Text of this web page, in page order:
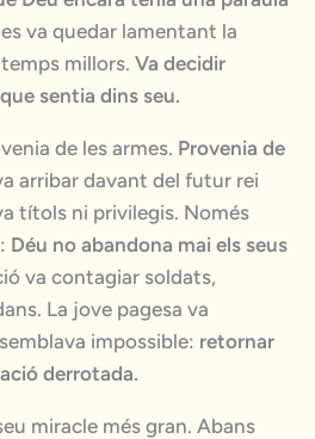
va quedar lamentant la
millors. Va decidir
sentia dins seu.
de les armes. Provenia de
arribar davant del futur rei
títols ni privilegis. Només
Déu no abandona mai els seus
va contagiar soldats,
La jove pagesa va
impossible: retornar
derrotada.
miracle més gran. Abans